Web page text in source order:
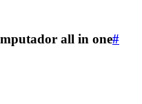
all in one#